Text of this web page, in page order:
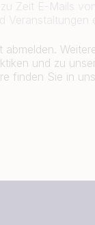
abmelden.
und zu
finden Sie in